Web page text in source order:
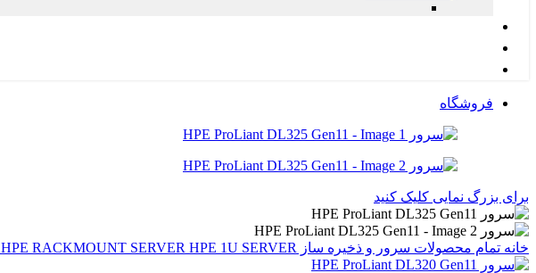
فروشگاه
برای بزرگ نمایی کلیک کنید
خانه تمام محصولات سرور و ذخیره ساز HPE HPE RACKMOUNT SERVER HPE 1U SERVER